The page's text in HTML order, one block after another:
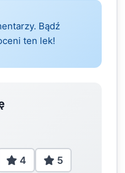
Bądź
ten lek!
4 5